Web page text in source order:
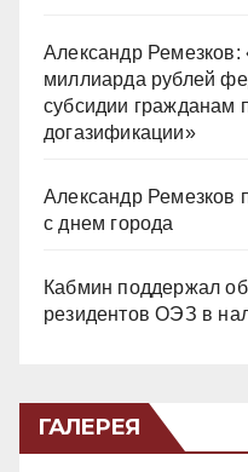
Александр Ремезков:
миллиарда рублей
субсидии гражданам
догазификации»
Александр Ремезков
с днем города
Кабмин поддержал
резидентов ОЭЗ в
ГАЛЕРЕЯ